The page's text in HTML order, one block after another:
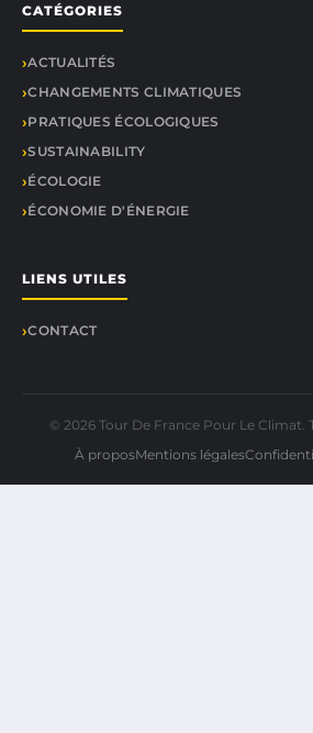
CATÉGORIES
ACTUALITÉS
CHANGEMENTS CLIMATIQUES
PRATIQUES ÉCOLOGIQUES
SUSTAINABILITY
ÉCOLOGIE
ÉCONOMIE D'ÉNERGIE
LIENS UTILES
CONTACT
© 2026 Tour De France Pour Le Climat.
À proposMentions légales